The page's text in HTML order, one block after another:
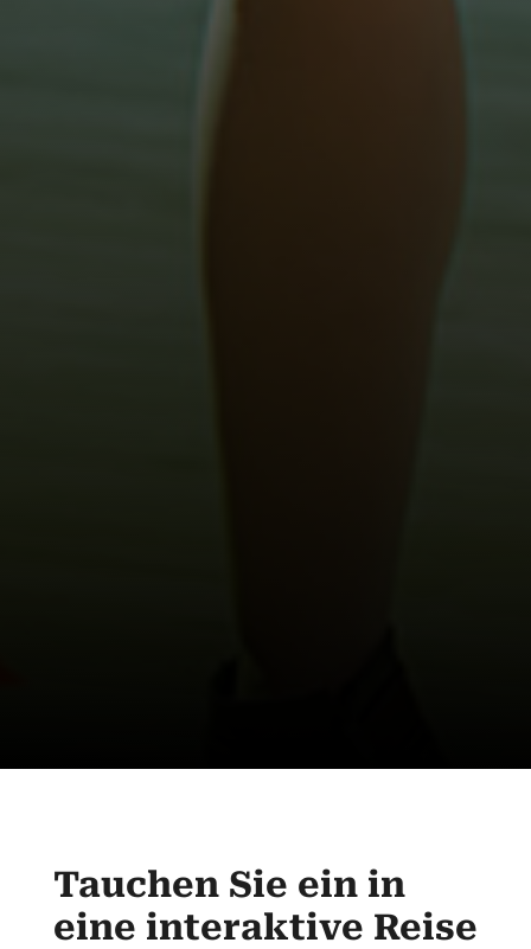
Tauchen Sie ein in
eine interaktive Reise